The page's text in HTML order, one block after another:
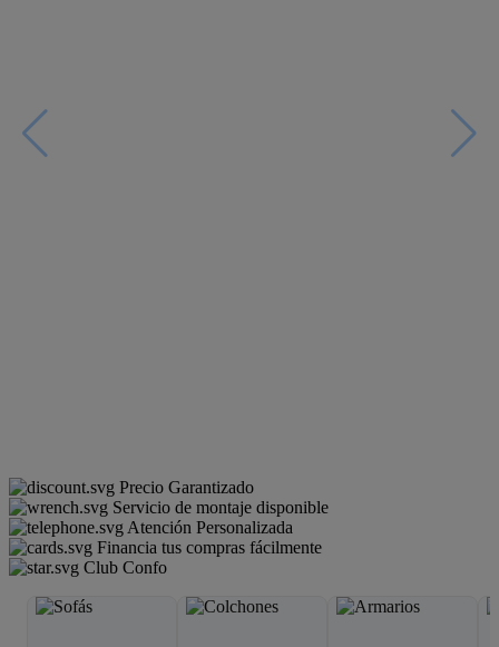
Precio Garantizado
Servicio de montaje disponible
Atención Personalizada
Financia tus compras fácilmente
Club Confo